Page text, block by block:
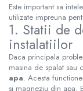
Este important sa
utilizate impreuna
1. Statii de
instalatiilor
Daca principala
masina de spalat sau
apa. Acesta
si magneziu din apa.